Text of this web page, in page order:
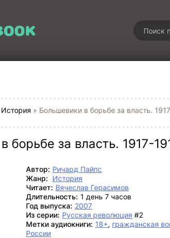
История » Большевики в борьбе за власть.
борьбе за власть. 1917-
Автор: Ричард Пайпс
Жанр:
История
Читает: Вячеслав Герасимов
Длительность: 1 день 7 часов
Год выпуска: 2007
Из серии: Русская революция #2
Метки аудиокниги: 18+, гражданская
России